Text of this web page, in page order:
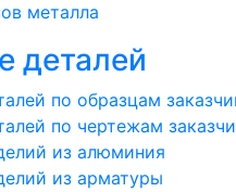
металла
деталей
по образцам
по чертежам
из алюминия
из арматуры